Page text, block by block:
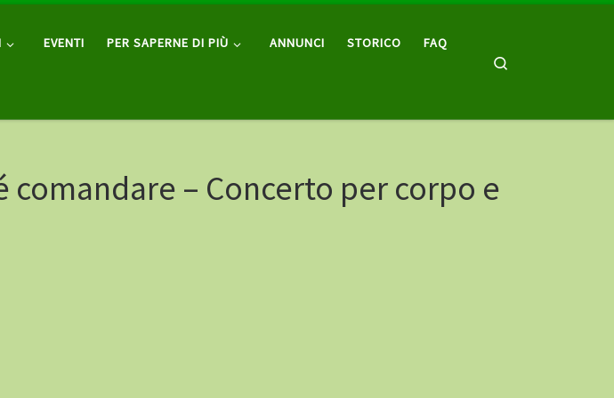
EVENTI PER SAPERNE DI PIÙ ANNUNCI STORICO FAQ
comandare – Concerto per corpo e